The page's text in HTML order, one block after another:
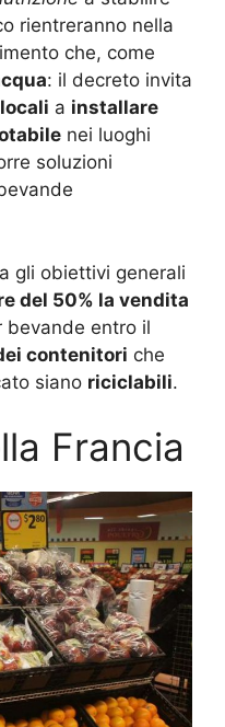
rientreranno nella
che, come
: il decreto invita
a installare
nei luoghi
soluzioni
gli obiettivi generali
del 50% la vendita
bevande entro il
contenitori che
siano riciclabili.
Francia